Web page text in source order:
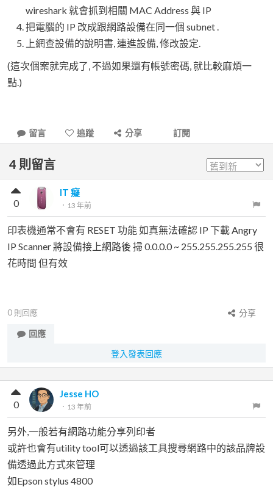
wireshark 就會抓到相關 MAC Address 與 IP
把電腦的 IP 改成跟網路設備在同一個 subnet .
上網查設備的說明書, 連進設備, 修改設定.
(這次個案就完成了, 不過如果還有帳號密碼, 就比較麻煩一
點.)
留言 追蹤 分享 訂閱
4 則留言
IT 癡
． 13 年前
0
印表機通常不會有 RESET 功能 如真無法確認 IP 下載 Angry
IP Scanner 將設備接上網路後 掃 0.0.0.0 ~ 255.255.255.255 很
花時間 但有效
0 則回應
分享
回應
登入發表回應
Jesse HO
． 13 年前
0
另外,一般若有網路功能分享列印者
或許也會有utility tool可以透過該工具搜尋網路中的該品牌設
備透過此方式來管理
如Epson stylus 4800